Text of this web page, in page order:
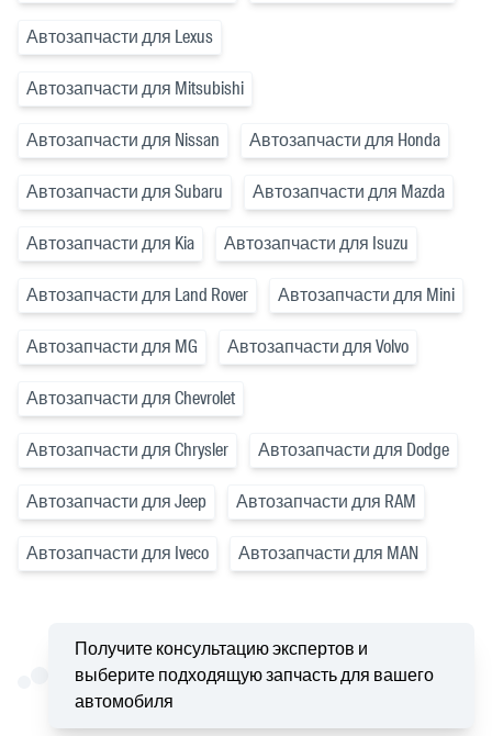
Автозапчасти для Lexus
Автозапчасти для Mitsubishi
Автозапчасти для Nissan Автозапчасти для Honda
Автозапчасти для Subaru Автозапчасти для Mazda
Автозапчасти для Kia Автозапчасти для Isuzu
Автозапчасти для Land Rover Автозапчасти для Mini
Автозапчасти для MG Автозапчасти для Volvo
Автозапчасти для Chevrolet
Автозапчасти для Chrysler Автозапчасти для Dodge
Автозапчасти для Jeep Автозапчасти для RAM
Автозапчасти для Iveco Автозапчасти для MAN
Получите консультацию экспертов и
выберите подходящую запчасть для вашего
автомобиля